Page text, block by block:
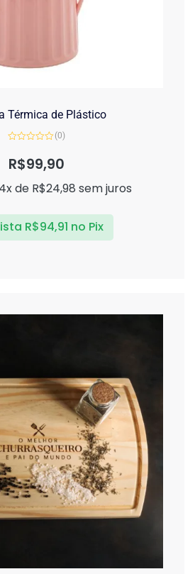
Térmica de Plástico
de
(0)
R$99,90
de R$24,98 sem juros
R$94,91 no Pix